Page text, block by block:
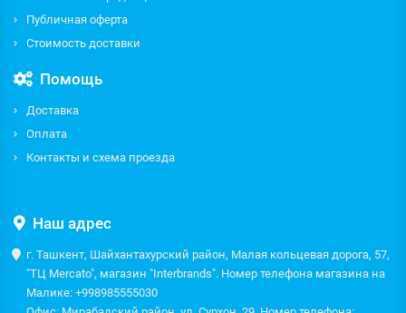
Публичная оферта
Стоимость доставки
Помощь
Доставка
Оплата
Контакты и схема проезда
Наш адрес
г. Ташкент, Шайхантахурский район, Малая кольцевая дорога, 57,
"ТЦ Mercato", магазин "Interbrands". Номер телефона магазина на
Малике: +998985555030